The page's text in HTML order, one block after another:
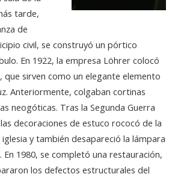
tarde,
de
civil, se construyó un pórtico
En 1922, la empresa Löhrer colocó
que sirven como un elegante elemento
Anteriormente, colgaban cortinas
neogóticas. Tras la Segunda Guerra
decoraciones de estuco rococó de la
y también desapareció la lámpara
En 1980, se completó una restauración,
los defectos estructurales del